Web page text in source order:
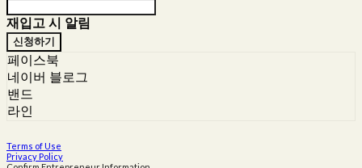
재입고 시 알림
신청하기
페이스북
네이버 블로그
밴드
라인
Terms of Use
Privacy Policy